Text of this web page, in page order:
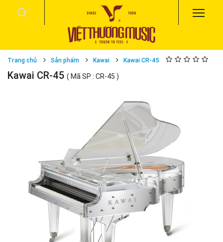
Trang chủ Sản phẩm Kawai Kawai CR-45
Kawai CR-45 ( Mã SP : CR-45 )